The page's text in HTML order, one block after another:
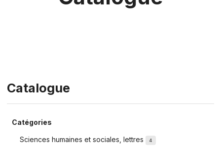
Catalogue
Catégories
Sciences humaines et sociales, lettres 4